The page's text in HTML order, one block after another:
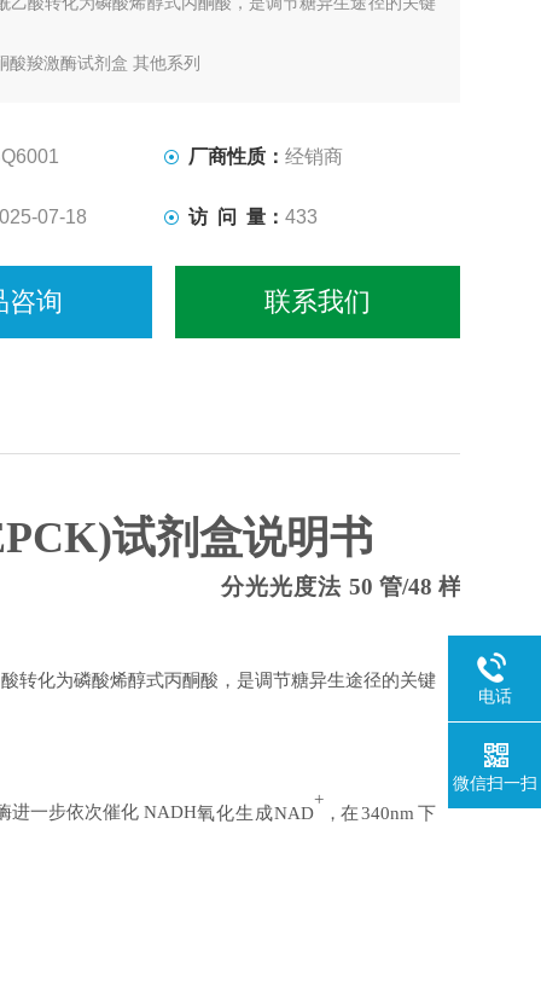
酸羧激酶试剂盒 其他系列
厂商性质： 经销商
07-18 访 问 量： 433
咨询 联系我们
试剂盒说明书
分光光度法 50 管/48 样
转化为磷酸烯醇式丙酮酸，是调节糖异生途径的关键
进一步依次催化 NADH氧化生成NAD
+
，在 340nm 下
电话
微信扫一扫